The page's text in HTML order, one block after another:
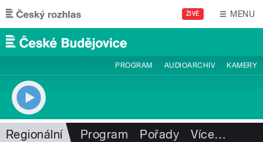
Přejít k hlavnímu obsahu
ŽIVĚ MENU
PROGRAM AUDIOARCHIV KAMERY
Regionální Program Pořady Více…